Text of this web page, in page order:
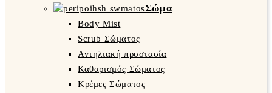
Σώμα
Body Mist
Scrub Σώματος
Αντηλιακή προστασία
Καθαρισμός Σώματος
Κρέμες Σώματος